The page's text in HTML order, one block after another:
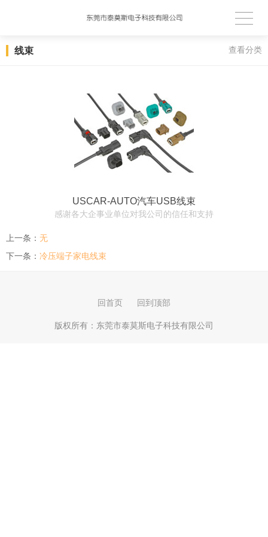
线束 查看分类
USCAR-AUTO汽车USB线束
感谢各大企事业单位对我公司的信任和支持
上一条： 无
下一条： 冷压端子家电线束
回首页 回到顶部
版权所有： 东莞市泰莫斯电子科技有限公司